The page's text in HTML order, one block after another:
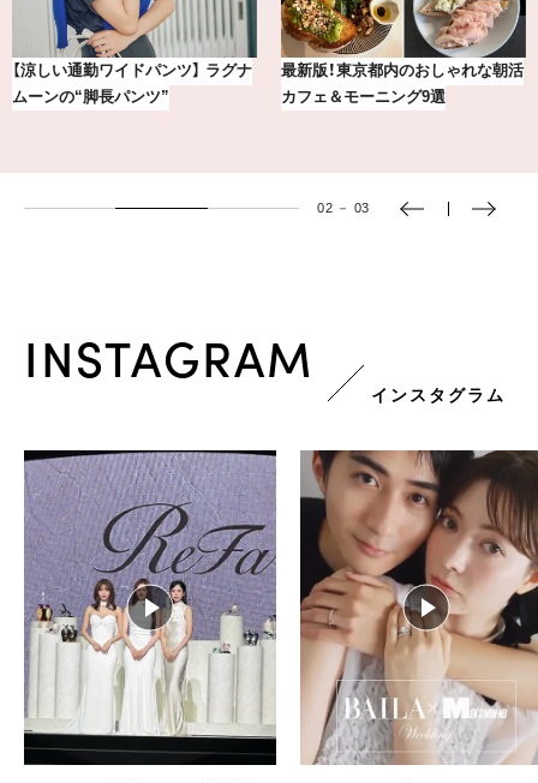
冷凍宅配食【nosh-ナッシュ】で叶
える、がんばる私の「がん…
おしゃれが即決まる！真夏の着こな
し7選【1週間コーデまとめ】
03 － 03
INSTAGRAM
インスタグラム